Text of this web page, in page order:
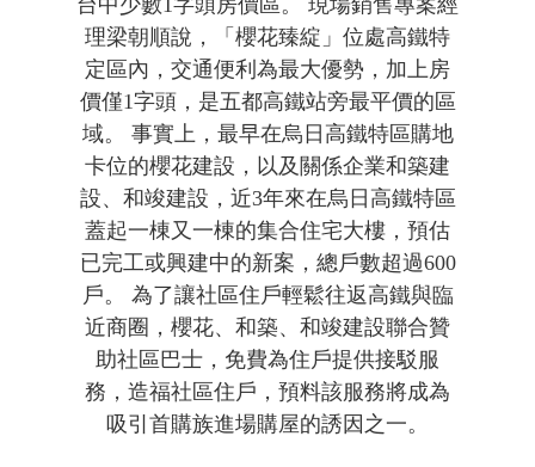
台中少數1字頭房價區。 現場銷售專案經
理梁朝順說，「櫻花臻綻」位處高鐵特
定區內，交通便利為最大優勢，加上房
價僅1字頭，是五都高鐵站旁最平價的區
域。 事實上，最早在烏日高鐵特區購地
卡位的櫻花建設，以及關係企業和築建
設、和竣建設，近3年來在烏日高鐵特區
蓋起一棟又一棟的集合住宅大樓，預估
已完工或興建中的新案，總戶數超過600
戶。 為了讓社區住戶輕鬆往返高鐵與臨
近商圈，櫻花、和築、和竣建設聯合贊
助社區巴士，免費為住戶提供接駁服
務，造福社區住戶，預料該服務將成為
吸引首購族進場購屋的誘因之一。